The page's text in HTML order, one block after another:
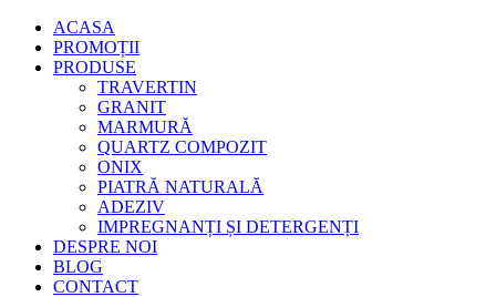
ACASA
PROMOȚII
PRODUSE
TRAVERTIN
GRANIT
MARMURĂ
QUARTZ COMPOZIT
ONIX
PIATRĂ NATURALĂ
ADEZIV
IMPREGNANȚI ȘI DETERGENȚI
DESPRE NOI
BLOG
CONTACT